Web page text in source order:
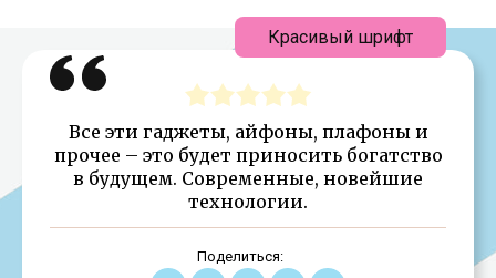
Все эти гаджеты, айфоны, плафоны и
прочее – это будет приносить богатство
в будущем. Современные, новейшие
технологии.
Поделиться:
Красивый шрифт